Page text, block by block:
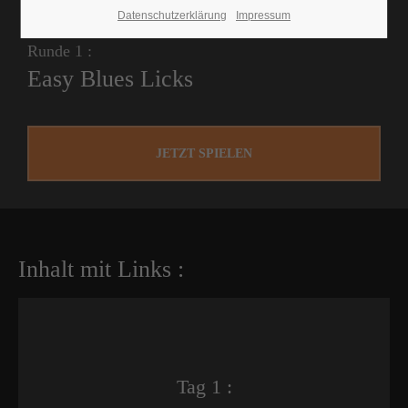
Runde 1 :
Easy Blues Licks
JETZT SPIELEN
Inhalt mit Links :
Tag 1 :
Datenschutzerklärung Impressum